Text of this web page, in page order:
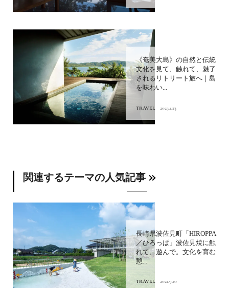
《奄美大島》の自然と伝統
文化を見て、触れて、魅了
されるリトリート旅へ｜島
を味わい...
TRAVEL 2023.1.23
関連するテーマの人気記事
長崎県波佐見町「HIROPPA
／ひろっぱ」波佐見焼に触
れて、遊んで。文化を育む
憩...
TRAVEL 2021.9.10